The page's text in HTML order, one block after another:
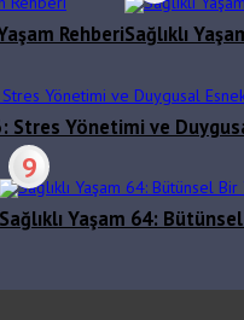
Sağlıklı
Rehberi
Stres Yönetimi ve
9
Sağlıklı Yaşam 64: